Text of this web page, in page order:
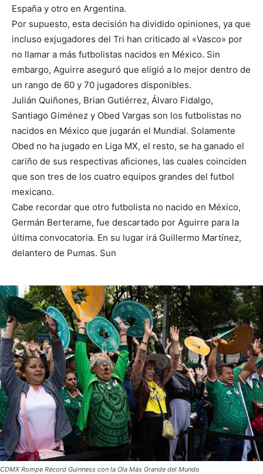
España y otro en Argentina.
Por supuesto, esta decisión ha dividido opiniones, ya que
incluso exjugadores del Tri han criticado al «Vasco» por
no llamar a más futbolistas nacidos en México. Sin
embargo, Aguirre aseguró que eligió a lo mejor dentro de
un rango de 60 y 70 jugadores disponibles.
Julián Quiñones, Brian Gutiérrez, Álvaro Fidalgo,
Santiago Giménez y Obed Vargas son los futbolistas no
nacidos en México que jugarán el Mundial. Solamente
Obed no ha jugado en Liga MX, el resto, se ha ganado el
cariño de sus respectivas aficiones, las cuales coinciden
que son tres de los cuatro equipos grandes del futbol
mexicano.
Cabe recordar que otro futbolista no nacido en México,
Germán Berterame, fue descartado por Aguirre para la
última convocatoria. En su lugar irá Guillermo Martínez,
delantero de Pumas. Sun
CDMX Rompe Récord Guinness con la Ola Más Grande del Mundo